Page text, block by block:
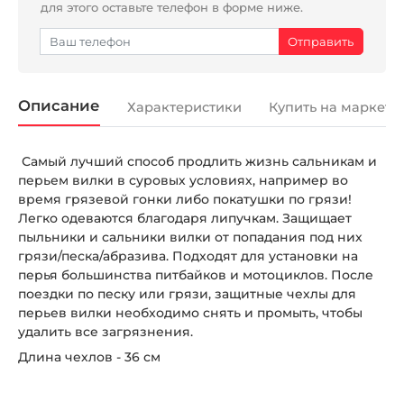
для этого оставьте телефон в форме ниже.
Описание Характеристики Купить на
Самый лучший способ продлить жизнь сальникам и
перьем вилки в суровых условиях, например во
время грязевой гонки либо покатушки по грязи!
Легко одеваются благодаря липучкам. Защищает
пыльники и сальники вилки от попадания под них
грязи/песка/абразива. Подходят для установки на
перья большинства питбайков и мотоциклов. После
поездки по песку или грязи, защитные чехлы для
перьев вилки необходимо снять и промыть, чтобы
удалить все загрязнения.
Длина чехлов - 36 см